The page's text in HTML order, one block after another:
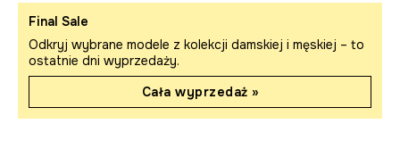
Final Sale
Odkryj wybrane modele z kolekcji damskiej i męskiej – to
ostatnie dni wyprzedaży.
Cała wyprzedaż »